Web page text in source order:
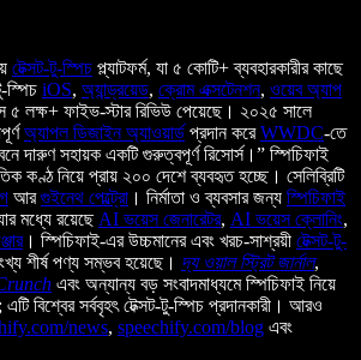
টেক্সট-টু-স্পিচ প্ল্যাটফর্ম, যা ৫ কোটি+ ব্যবহারকারীর কাছে
স্পিচ iOS, অ্যান্ড্রয়েড, ক্রোম এক্সটেনশন, ওয়েব অ্যাপ
৫ লক্ষ+ ফাইভ-স্টার রিভিউ পেয়েছে। ২০২৫ সালে
অ্যাপল ডিজাইন অ্যাওয়ার্ড প্রদান করেWWDC-তে
দারুণ সহায়ক একটি গুরুত্বপূর্ণ রিসোর্স।” স্পিচিফাই
কণ্ঠ নিয়ে প্রায় ২০০ দেশে ব্যবহৃত হচ্ছে। সেলিব্রিটি
আরগুইনেথ পেল্ট্রো । নির্মাতা ও ব্যবসার জন্য স্পিচিফাই
মধ্যে রয়েছে AI ভয়েস জেনারেটর, AI ভয়েস ক্লোনিং,
। স্পিচিফাই-এর উচ্চমানের এবং খরচ-সাশ্রয়ী টেক্সট-টু-
শীর্ষ পণ্য সম্ভব হয়েছে। দ্য ওয়াল স্ট্রিট জার্নাল,
এবং অন্যান্য বড় সংবাদমাধ্যমে স্পিচিফাই নিয়ে
বিশ্বের সর্ববৃহৎ টেক্সট-টু-স্পিচ প্রদানকারী। আরও
news, speechify.com/blog এবং